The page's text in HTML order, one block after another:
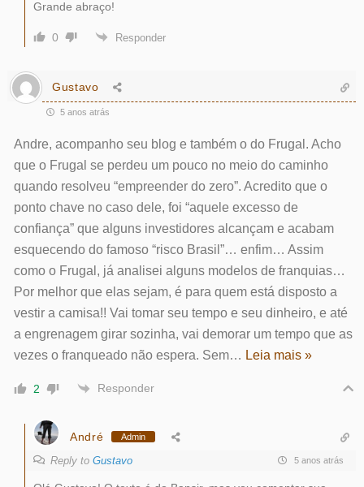
Grande abraço!
0 Responder
Gustavo
5 anos atrás
Andre, acompanho seu blog e também o do Frugal. Acho
que o Frugal se perdeu um pouco no meio do caminho
quando resolveu “empreender do zero”. Acredito que o
ponto chave no caso dele, foi “aquele excesso de
confiança” que alguns investidores alcançam e acabam
esquecendo do famoso “risco Brasil”… enfim… Assim
como o Frugal, já analisei alguns modelos de franquias…
Por melhor que elas sejam, é para quem está disposto a
vestir a camisa!! Vai tomar seu tempo e seu dinheiro, e até
a engrenagem girar sozinha, vai demorar um tempo que as
vezes o franqueado não espera. Sem… Leia mais »
2 Responder
André Admin
Reply to Gustavo 5 anos atrás